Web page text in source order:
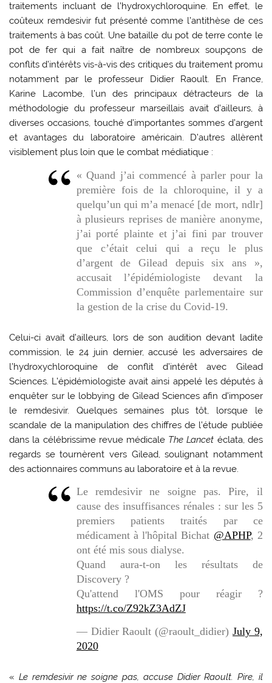
traitements incluant de l’hydroxychloroquine. En effet, le
coûteux remdesivir fut présenté comme l’antithèse de ces
traitements à bas coût. Une bataille du pot de terre conte le
pot de fer qui a fait naître de nombreux soupçons de
conflits d’intérêts vis-à-vis des critiques du traitement promu
notamment par le professeur Didier Raoult. En France,
Karine Lacombe, l’un des principaux détracteurs de la
méthodologie du professeur marseillais avait d’ailleurs, à
diverses occasions, touché d’importantes sommes d’argent
et avantages du laboratoire américain. D’autres allèrent
visiblement plus loin que le combat médiatique :
« Quand j’ai commencé à parler pour la
première fois de la chloroquine, il y a
quelqu’un qui m’a menacé [de mort, ndlr]
à plusieurs reprises de manière anonyme,
j’ai porté plainte et j’ai fini par trouver
que c’était celui qui a reçu le plus
d’argent de Gilead depuis six ans »,
accusait l’épidémiologiste devant la
Commission d’enquête parlementaire sur
la gestion de la crise du Covid-19.
Celui-ci avait d’ailleurs, lors de son audition devant ladite
commission, le 24 juin dernier, accusé les adversaires de
l’hydroxychloroquine de conflit d’intérêt avec Gilead
Sciences. L’épidémiologiste avait ainsi appelé les députés à
enquêter sur le lobbying de Gilead Sciences afin d’imposer
le remdesivir. Quelques semaines plus tôt, lorsque le
scandale de la manipulation des chiffres de l’étude publiée
dans la célébrissime revue médicale The Lancet éclata, des
regards se tournèrent vers Gilead, soulignant notamment
des actionnaires communs au laboratoire et à la revue.
Le remdesivir ne soigne pas. Pire, il
cause des insuffisances rénales : sur les 5
premiers patients traités par ce
médicament à l'hôpital Bichat @APHP, 2
ont été mis sous dialyse.
Quand aura-t-on les résultats de
Discovery ?
Qu'attend l'OMS pour réagir ?
https://t.co/Z92kZ3AdZJ
— Didier Raoult (@raoult_didier)July 9,
2020
« Le remdesivir ne soigne pas, accuse Didier Raoult. Pire, il